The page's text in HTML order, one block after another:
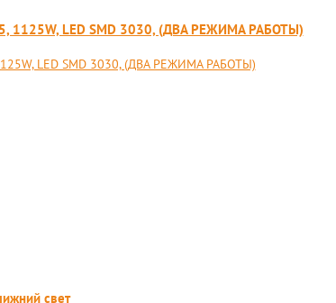
1125W, LED SMD 3030, (ДВА РЕЖИМА РАБОТЫ)
LED SMD 3030, (ДВА РЕЖИМА РАБОТЫ)
свет